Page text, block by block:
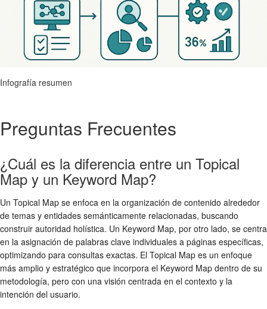
Infografía resumen
Preguntas Frecuentes
¿Cuál es la diferencia entre un Topical
Map y un Keyword Map?
Un Topical Map se enfoca en la organización de contenido alrededor
de temas y entidades semánticamente relacionadas, buscando
construir autoridad holística. Un Keyword Map, por otro lado, se centra
en la asignación de palabras clave individuales a páginas específicas,
optimizando para consultas exactas. El Topical Map es un enfoque
más amplio y estratégico que incorpora el Keyword Map dentro de su
metodología, pero con una visión centrada en el contexto y la
intención del usuario.